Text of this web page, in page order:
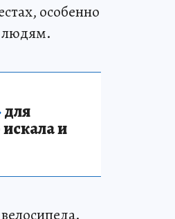
особенно
людям.
для
и